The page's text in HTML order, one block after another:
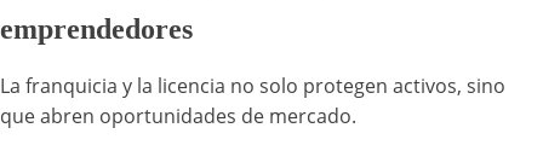
emprendedores
La franquicia y la licencia no solo protegen activos, sino
que abren oportunidades de mercado.